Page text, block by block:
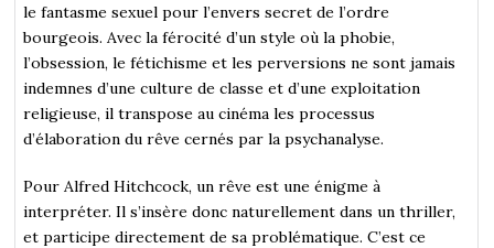
le fantasme sexuel pour l’envers secret de l’ordre
bourgeois. Avec la férocité d’un style où la phobie,
l’obsession, le fétichisme et les perversions ne sont jamais
indemnes d’une culture de classe et d’une exploitation
religieuse, il transpose au cinéma les processus
d’élaboration du rêve cernés par la psychanalyse.
Pour Alfred Hitchcock, un rêve est une énigme à
interpréter. Il s’insère donc naturellement dans un thriller,
et participe directement de sa problématique. C’est ce